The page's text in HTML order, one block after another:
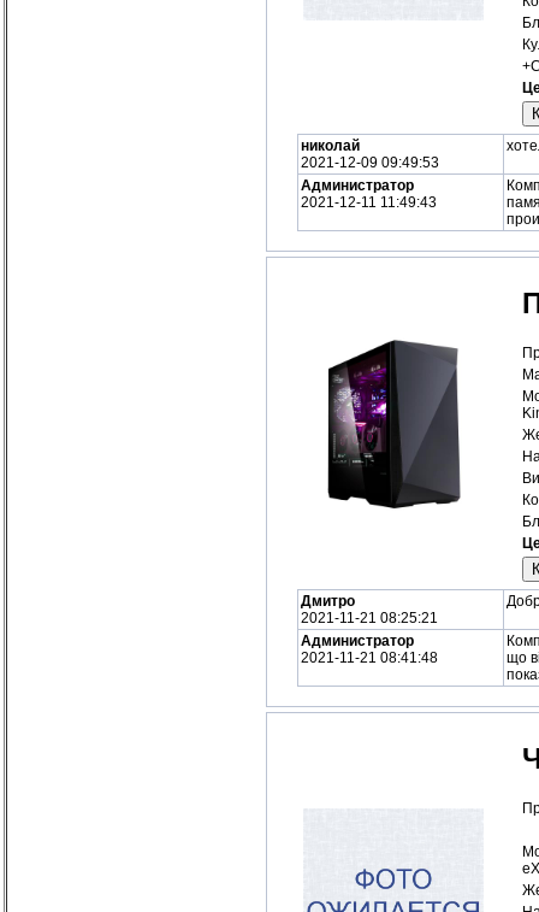
николай
2021-12-09 09:49:53
Администратор
2021-12-11 11:49:43
Дмитро
2021-11-21 08:25:21
Администратор
2021-11-21 08:41:48
що